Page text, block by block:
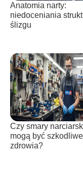
Anatomia narty:
niedoceniania
ślizgu
Czy smary
mogą być
zdrowia?